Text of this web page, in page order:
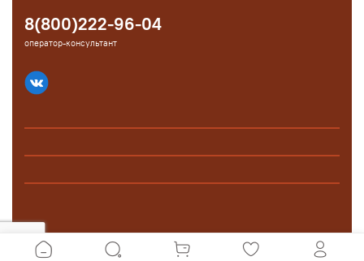
8(800)222-96-04
оператор-консультант